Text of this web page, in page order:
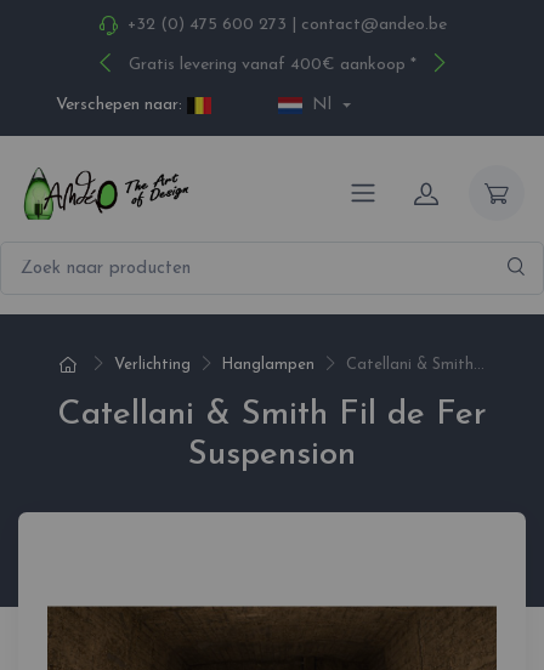
+32 (0) 475 600 273 contact@andeo.be
Gratis levering vanaf 400€ aankoop *
Verschepen naar: Nl
Verlichting Hanglampen Catellani & Smith...
Catellani & Smith Fil de Fer
Suspension